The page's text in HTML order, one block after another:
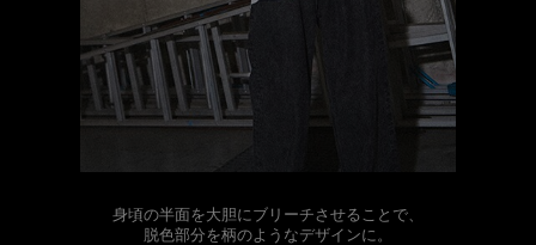
身頃の半面を大胆にブリーチさせることで、
脱色部分を柄のようなデザインに。